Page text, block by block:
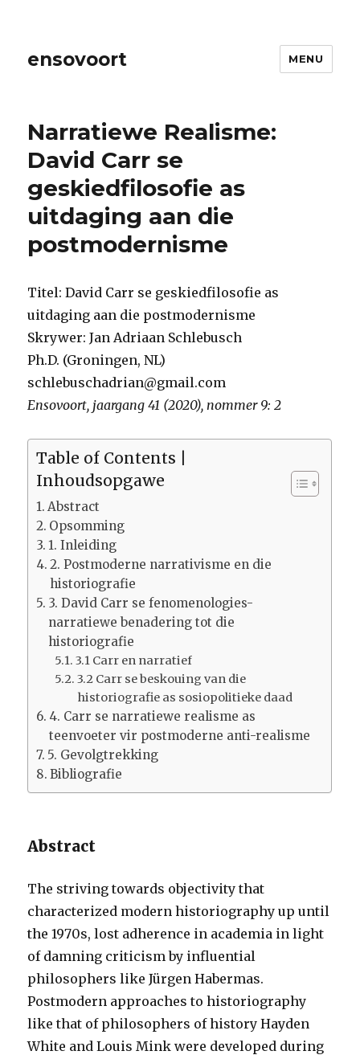
ensovoort MENU
Narratiewe Realisme:
David Carr se
geskiedfilosofie as
uitdaging aan die
postmodernisme
Titel: David Carr se geskiedfilosofie as
uitdaging aan die postmodernisme
Skrywer: Jan Adriaan Schlebusch
Ph.D. (Groningen, NL)
schlebuschadrian@gmail.com
Ensovoort, jaargang 41 (2020), nommer 9: 2
Table of Contents |
Inhoudsopgawe
Abstract
Opsomming
1. Inleiding
2. Postmoderne narrativisme en die
historiografie
3. David Carr se fenomenologies-
narratiewe benadering tot die
historiografie
3.1 Carr en narratief
3.2 Carr se beskouing van die
historiografie as sosiopolitieke daad
4. Carr se narratiewe realisme as
teenvoeter vir postmoderne anti-realisme
5. Gevolgtrekking
Bibliografie
Abstract
The striving towards objectivity that
characterized modern historiography up until
the 1970s, lost adherence in academia in light
of damning criticism by influential
philosophers like Jürgen Habermas.
Postmodern approaches to historiography
like that of philosophers of history Hayden
White and Louis Mink were developed during